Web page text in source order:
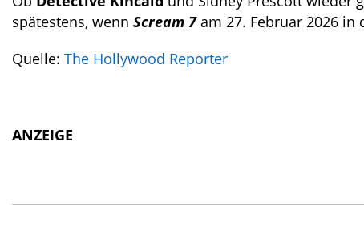
spätestens, wenn Scream 7 am 27. Februar 2026 in
Quelle: The Hollywood Reporter
ANZEIGE